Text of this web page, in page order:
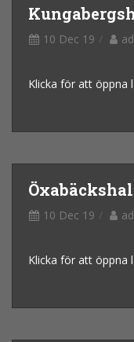
10 Dec 19
Klicka för att öppna
10 Dec 19
Klicka för att öppna